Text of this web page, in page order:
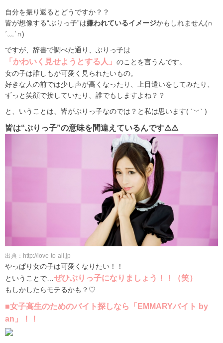
自分を振り返るとどうですか？？
皆が想像する“ぶりっ子”は嫌われているイメージかもしれません(∩
´﹏`∩)
ですが、辞書で調べた通り、ぶりっ子は
「かわいく見せようとする人」 のことを言うんです。
女の子は誰しもが可愛く見られたいもの。
好きな人の前では少し声が高くなったり、上目遣いをしてみたり、
ずっと笑顔で接していたり、誰でもしますよね？？
と、いうことは、皆がぶりっ子なのでは？と私は思います( ´﹀` )
皆は“ぶりっ子”の意味を間違えているんです⚠⚠
出典：http://love-to-all.jp
やっぱり女の子は可愛くなりたい！！
ということで…ぜひぶりっ子になりましょう！！（笑）
もしかしたらモテるかも？♡
■女子高生のためのバイト探しなら「EMMARYバイト by
an」！！